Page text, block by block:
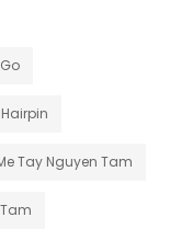
Tay Nguyen Tam